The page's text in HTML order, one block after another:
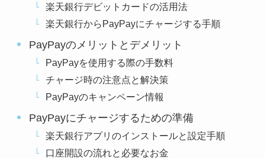
楽天銀行デビットカードの活用法
楽天銀行からPayPayにチャージする手順
PayPayのメリットとデメリット
PayPayを使用する際の手数料
チャージ時の注意点と解決策
PayPayのキャンペーン情報
PayPayにチャージするための準備
楽天銀行アプリのインストールと設定手順
口座開設の流れと必要なお金